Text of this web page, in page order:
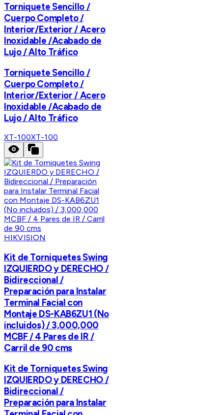
Torniquete Sencillo /
Cuerpo Completo /
Interior/Exterior / Acero
Inoxidable /Acabado de
Lujo / Alto Tráfico
Torniquete Sencillo /
Cuerpo Completo /
Interior/Exterior / Acero
Inoxidable /Acabado de
Lujo / Alto Tráfico
XT-100XT-100
HIKVISION
Kit de Torniquetes Swing
IZQUIERDO y DERECHO /
Bidireccional /
Preparación para Instalar
Terminal Facial con
Montaje DS-KAB6ZU1 (No
incluidos) / 3,000,000
MCBF / 4 Pares de IR /
Carril de 90 cms
Kit de Torniquetes Swing
IZQUIERDO y DERECHO /
Bidireccional /
Preparación para Instalar